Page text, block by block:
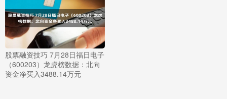
股票融资技巧 7月28日福日电子
（600203）龙虎榜数据：北向
资金净买入3488.14万元